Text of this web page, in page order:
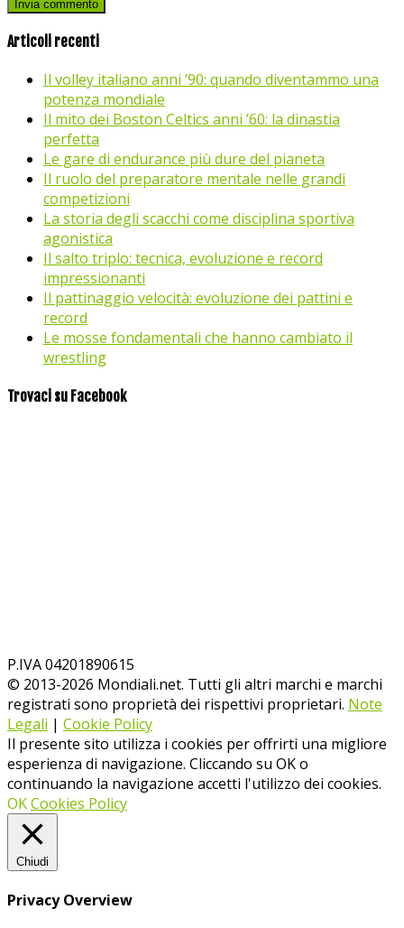
Articoli recenti
Il volley italiano anni ’90: quando diventammo una
potenza mondiale
Il mito dei Boston Celtics anni ’60: la dinastia
perfetta
Le gare di endurance più dure del pianeta
Il ruolo del preparatore mentale nelle grandi
competizioni
La storia degli scacchi come disciplina sportiva
agonistica
Il salto triplo: tecnica, evoluzione e record
impressionanti
Il pattinaggio velocità: evoluzione dei pattini e
record
Le mosse fondamentali che hanno cambiato il
wrestling
Trovaci su Facebook
P.IVA 04201890615
© 2013-2026 Mondiali.net. Tutti gli altri marchi e marchi
registrati sono proprietà dei rispettivi proprietari. Note
Legali | Cookie Policy
Il presente sito utilizza i cookies per offrirti una migliore
esperienza di navigazione. Cliccando su OK o
continuando la navigazione accetti l'utilizzo dei cookies.
OKCookies Policy
Chiudi
Privacy Overview